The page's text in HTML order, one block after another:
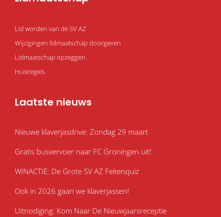
Lid worden van de SV AZ
Wijzigingen lidmaatschap doorgeven
Lidmaatschap opzeggen
Huisregels
Laatste nieuws
Nieuwe klaverjasdrive: Zondag 29 maart
Gratis busvervoer naar FC Groningen uit!
WINACTIE: De Grote SV AZ Feitenquiz
Ook in 2026 gaan we klaverjassen!
Uitnodiging: Kom Naar De Nieuwjaarsreceptie